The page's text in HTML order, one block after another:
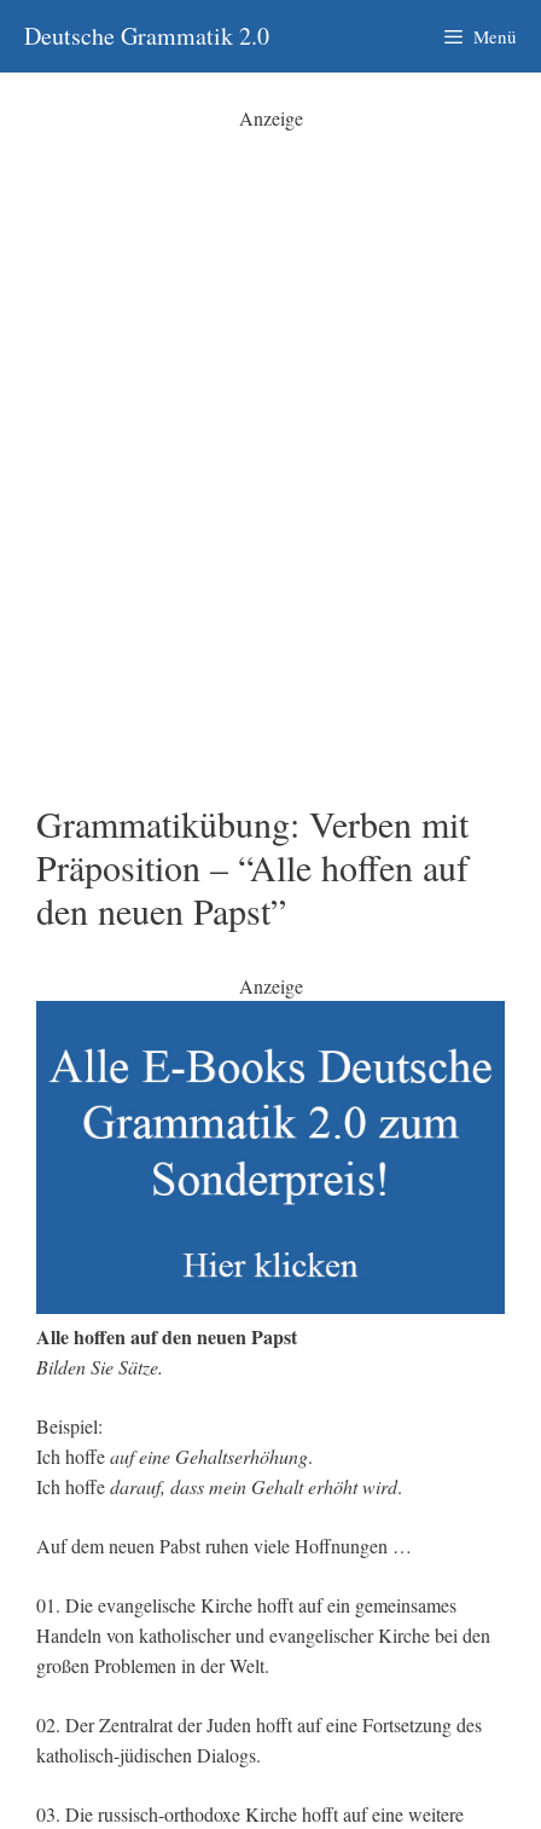
Inhalt
springen
Deutsche Grammatik 2.0 Menü
Anzeige
Grammatikübung: Verben mit
Präposition – “Alle hoffen auf
den neuen Papst”
Anzeige
Alle hoffen auf den neuen Papst
Bilden Sie Sätze.
Beispiel:
Ich hoffeauf eine Gehaltserhöhung.
Ich hoffedarauf, dass mein Gehalt erhöht wird.
Auf dem neuen Pabst ruhen viele Hoffnungen …
01. Die evangelische Kirche hofft auf ein gemeinsames
Handeln von katholischer und evangelischer Kirche bei den
großen Problemen in der Welt.
02. Der Zentralrat der Juden hofft auf eine Fortsetzung des
katholisch-jüdischen Dialogs.
03. Die russisch-orthodoxe Kirche hofft auf eine weitere